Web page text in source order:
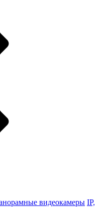
видеокамеры IP,